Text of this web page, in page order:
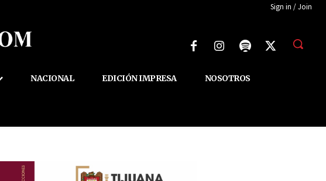
Sign in / Join
NACIONAL EDICIÓN IMPRESA NOSOTROS